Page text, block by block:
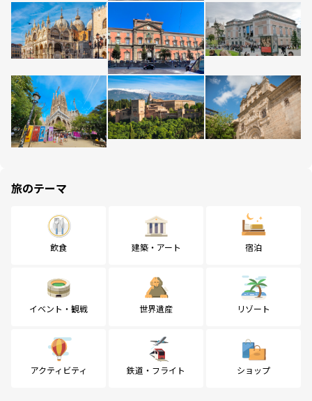
旅のテーマ
飲食 建築・アート 宿泊
イベント・観戦 世界遺産 リゾート
アクティビティ 鉄道・フライト ショップ